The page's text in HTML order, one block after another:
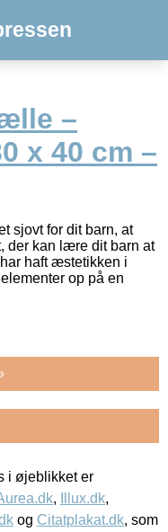
–
x 40 cm –
sjovt for dit barn, at
der kan lære dit barn at
haft æstetikken i
op på en
i øjeblikket er
, Illux.dk,
og Citatplakat.dk, som